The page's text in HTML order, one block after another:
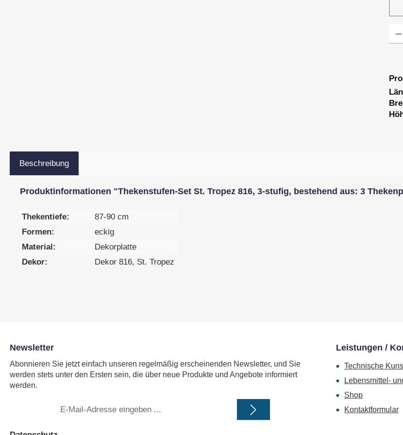
Beschreibung
Produktinformationen "Thekenstufen-Set St. Tropez 816, 3-stufig, bestehend aus: 3
Thekentiefe:
87-90 cm
Formen:
eckig
Material:
Dekorplatte
Dekor:
Dekor 816, St. Tropez
Newsletter
Abonnieren Sie jetzt einfach unseren regelmäßig erscheinenden Newsletter, und Sie
werden stets unter den Ersten sein, die über neue Produkte und Angebote informiert
werden.
Mail-
Leistungen /
Technische
Lebensmittel-
Shop
Kontaktformular